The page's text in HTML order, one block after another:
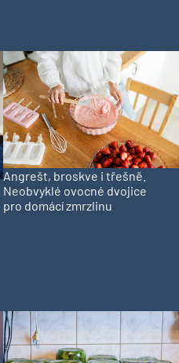
Angrešt, broskve i třešně.
Neobvyklé ovocné dvojice
pro domácí zmrzlinu